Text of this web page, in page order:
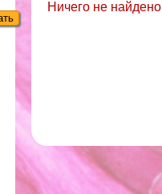
Ничего не найдено